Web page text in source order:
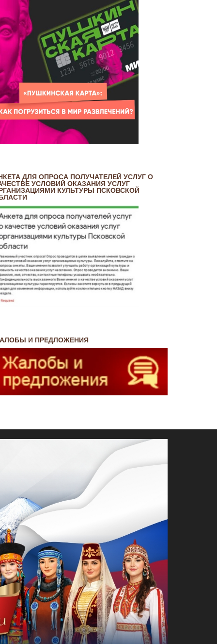
ДЛЯ ОПРОСА ПОЛУЧАТЕЛЕЙ УСЛУГ О
УСЛОВИЙ ОКАЗАНИЯ УСЛУГ
КУЛЬТУРЫ ПСКОВСКОЙ
И ПРЕДЛОЖЕНИЯ